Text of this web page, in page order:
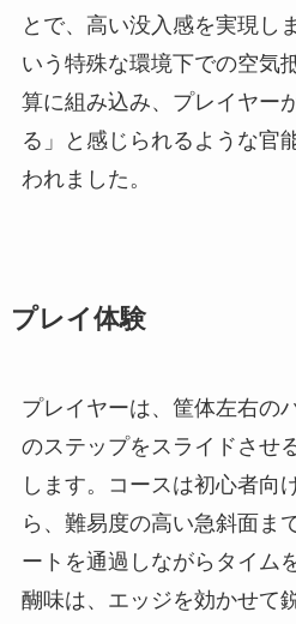
とで、高い没入感を実現し
いう特殊な環境下での空気
算に組み込み、プレイヤー
る」と感じられるような官
われました。
プレイ体験
プレイヤーは、筐体左右の
のステップをスライドさせ
します。コースは初心者向
ら、難易度の高い急斜面ま
ートを通過しながらタイム
醐味は、エッジを効かせて